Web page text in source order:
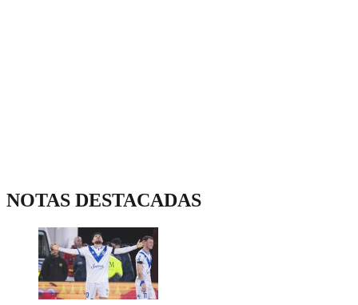
NOTAS DESTACADAS